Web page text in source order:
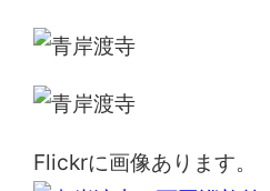
Flickrに画像あります。